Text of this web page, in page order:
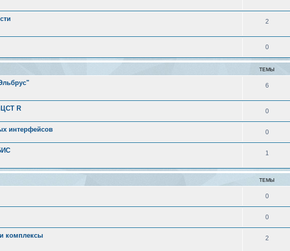
2
0
ТЕМЫ
6
R 0
интерфейсов 0
1
ТЕМЫ
0
0
комплексы 2